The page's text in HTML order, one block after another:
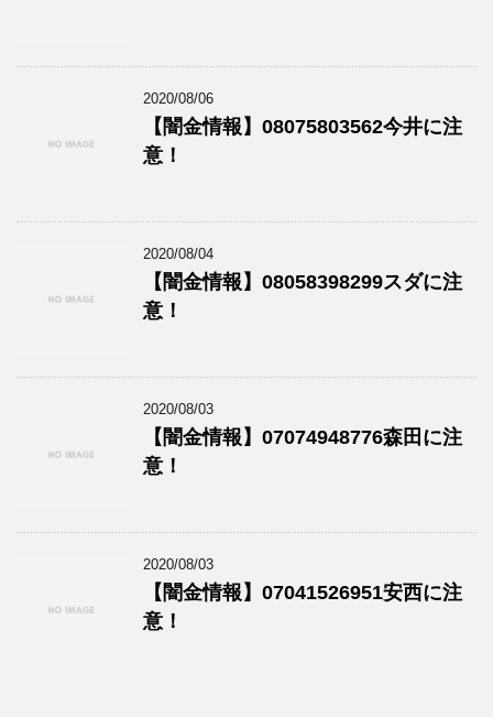
2020/08/06
【闇金情報】08075803562今井に注
意！
2020/08/04
【闇金情報】08058398299スダに注
意！
2020/08/03
【闇金情報】07074948776森田に注
意！
2020/08/03
【闇金情報】07041526951安西に注
意！